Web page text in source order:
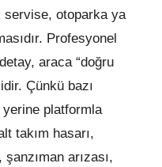
servise, otoparka ya
Profesyonel
araca “doğru
Çünkü bazı
platformla
takım hasarı,
arızası,